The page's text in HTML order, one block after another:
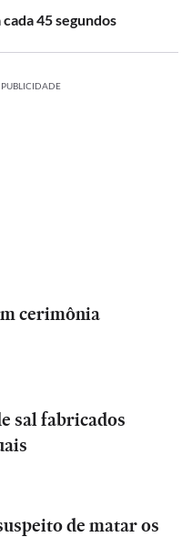
45 segundos
cerimônia
sal fabricados
de matar os